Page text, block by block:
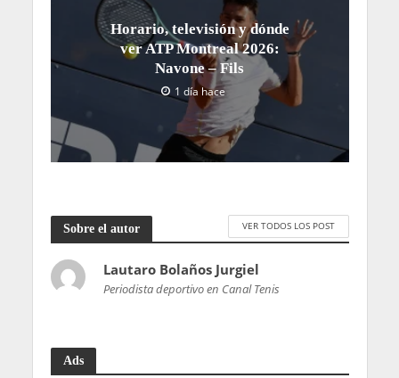
Horario, televisión y dónde
ver ATP Montreal 2026:
Navone – Fils
1 día hace
Sobre el autor VER TODOS LOS POST
Lautaro Bolaños Jurgiel
Periodista deportivo en Canal Tenis
Ads